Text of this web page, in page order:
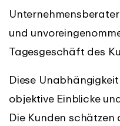
und
Tagesgeschäft des
Diese
objektive Einblicke
Die Kunden schätzen